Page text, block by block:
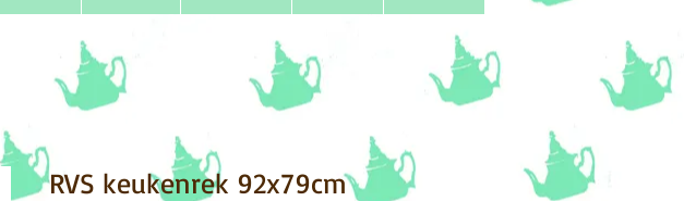
RVS keukenrek 92x79cm